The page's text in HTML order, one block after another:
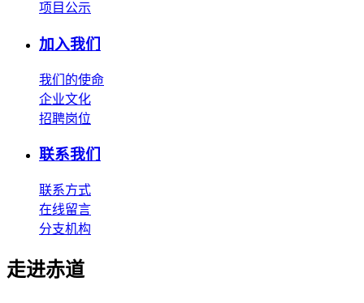
项目公示
加入我们
我们的使命
企业文化
招聘岗位
联系我们
联系方式
在线留言
分支机构
走进赤道